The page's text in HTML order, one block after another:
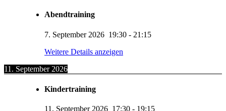
Abendtraining
7. September 2026 19:30 - 21:15
Weitere Details anzeigen
11. September 2026
Kindertraining
11. September 2026 17:30 - 19:15